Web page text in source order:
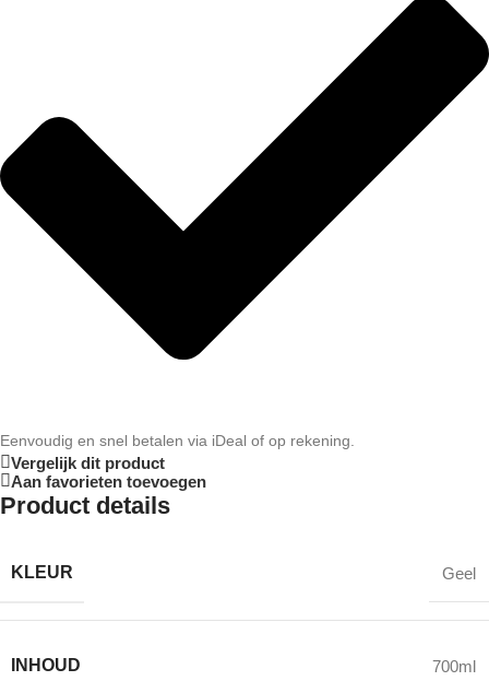
Eenvoudig en snel betalen via iDeal of op rekening.
Vergelijk dit product
Aan favorieten toevoegen
Product details
KLEUR Geel
INHOUD 700ml